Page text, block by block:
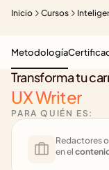
Inicio Cursos
Transforma tu
UX Writer
PARA QUIÉN ES:
Redactores
en el
Metodología